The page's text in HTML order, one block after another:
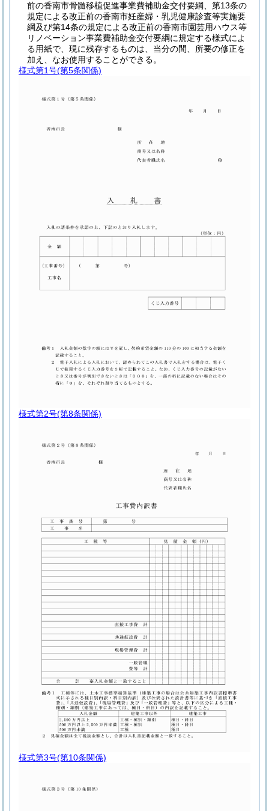
前の香南市骨髄移植促進事業費補助金交付要綱、第13条の
規定による改正前の香南市妊産婦・乳児健康診査等実施要
綱及び第14条の規定による改正前の香南市園芸用ハウス等
リノベーション事業費補助金交付要綱に規定する様式によ
る用紙で、現に残存するものは、当分の間、所要の修正を
加え、なお使用することができる。
様式第1号(第5条関係)
様式第2号(第8条関係)
様式第3号(第10条関係)